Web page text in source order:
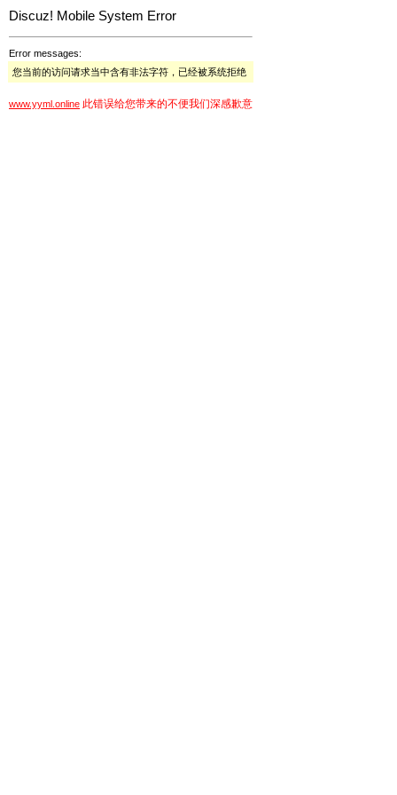
Discuz! Mobile System Error
Error messages:
您当前的访问请求当中含有非法字符，已经被系统拒绝
www.yyml.online 此错误给您带来的不便我们深感歉意